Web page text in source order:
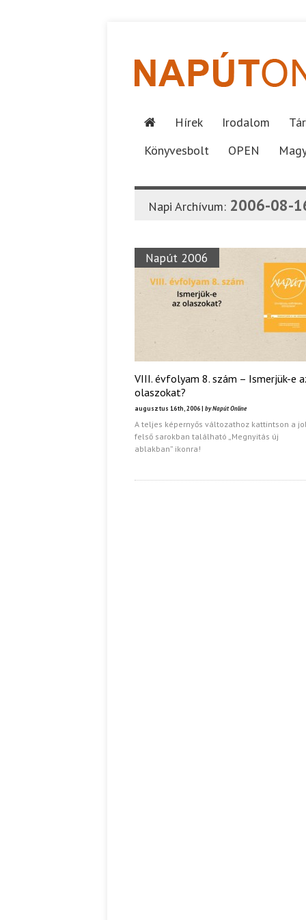
Hírek Irodalom
Könyvesbolt
OPEN
Napi Archívum: 2006-08-
Napút 2006
VIII. évfolyam 8. szám – Ismerjük-e
olaszokat?
augusztus 16th, 2006 | by Napút Online
A teljes képernyős változathoz kattintson a
felső sarokban található „Megnyitás új
ablakban” ikonra!